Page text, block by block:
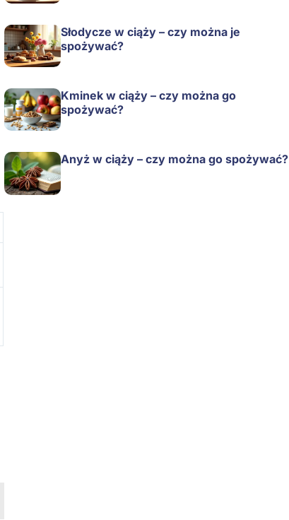
Słodycze w ciąży – czy można je
spożywać?
Kminek w ciąży – czy można go
spożywać?
Anyż w ciąży – czy można go spożywać?